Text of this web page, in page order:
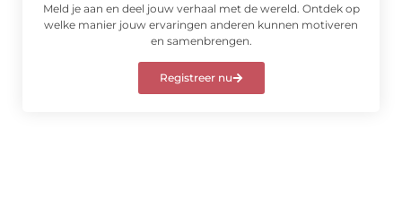
Meld je aan en deel jouw verhaal met de wereld. Ontdek op
welke manier jouw ervaringen anderen kunnen motiveren
en samenbrengen.
Registreer nu